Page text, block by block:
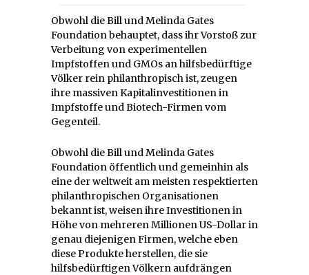
Obwohl die Bill und Melinda Gates
Foundation behauptet, dass ihr Vorstoß zur
Verbeitung von experimentellen
Impfstoffen und GMOs an hilfsbedürftige
Völker rein philanthropisch ist, zeugen
ihre massiven Kapitalinvestitionen in
Impfstoffe und Biotech-Firmen vom
Gegenteil.
Obwohl die Bill und Melinda Gates
Foundation öffentlich und gemeinhin als
eine der weltweit am meisten respektierten
philanthropischen Organisationen
bekannt ist, weisen ihre Investitionen in
Höhe von mehreren Millionen US-Dollar in
genau diejenigen Firmen, welche eben
diese Produkte herstellen, die sie
hilfsbedürftigen Völkern aufdrängen